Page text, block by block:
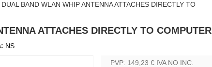
BAND WLAN WHIP ANTENNA ATTACHES DIRECTLY TO
ATTACHES DIRECTLY TO COMPUTER
NS
PVP: 149,23 € IVA NO INC.